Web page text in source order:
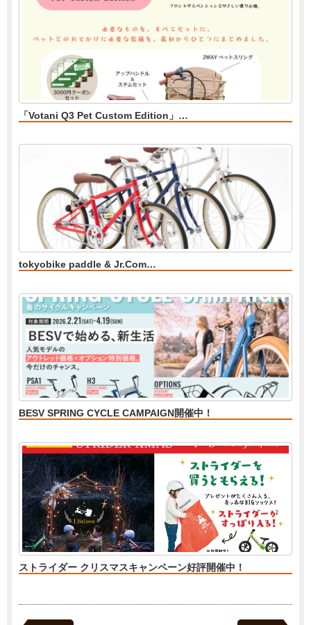
「Votani Q3 Pet Custom Edition」…
tokyobike paddle & Jr.Com…
BESV SPRING CYCLE CAMPAIGN開催中！
ストライダー クリスマスキャンペーン好評開催中！